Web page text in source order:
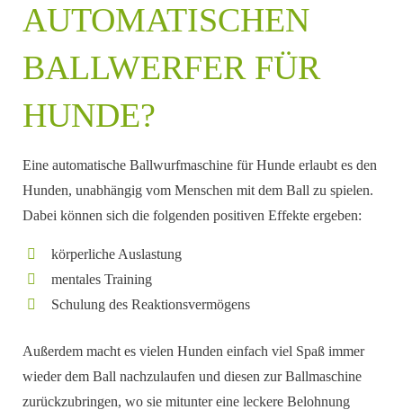
AUTOMATISCHEN
BALLWERFER FÜR
HUNDE?
Eine automatische Ballwurfmaschine für Hunde erlaubt es den
Hunden, unabhängig vom Menschen mit dem Ball zu spielen.
Dabei können sich die folgenden positiven Effekte ergeben:
körperliche Auslastung
mentales Training
Schulung des Reaktionsvermögens
Außerdem macht es vielen Hunden einfach viel Spaß immer
wieder dem Ball nachzulaufen und diesen zur Ballmaschine
zurückzubringen, wo sie mitunter eine leckere Belohnung